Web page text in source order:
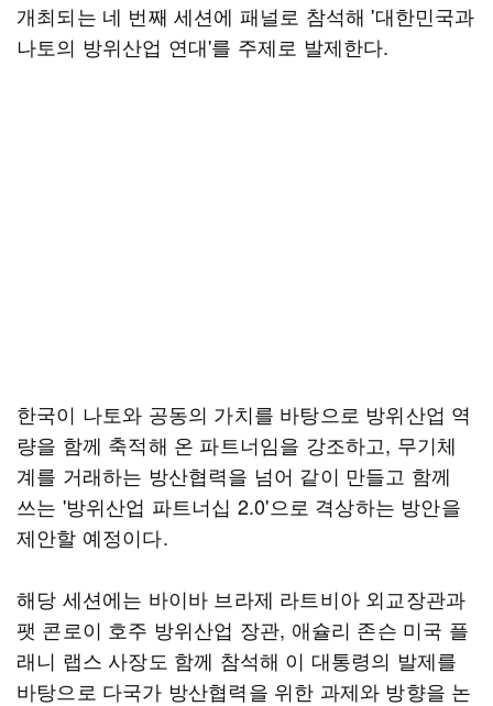
개최되는 네 번째 세션에 패널로 참석해 '대한민국과
나토의 방위산업 연대'를 주제로 발제한다.
한국이 나토와 공동의 가치를 바탕으로 방위산업 역
량을 함께 축적해 온 파트너임을 강조하고, 무기체
계를 거래하는 방산협력을 넘어 같이 만들고 함께
쓰는 '방위산업 파트너십 2.0'으로 격상하는 방안을
제안할 예정이다.
해당 세션에는 바이바 브라제 라트비아 외교장관과
팻 콘로이 호주 방위산업 장관, 애슐리 존슨 미국 플
래니 랩스 사장도 함께 참석해 이 대통령의 발제를
바탕으로 다국가 방산협력을 위한 과제와 방향을 논